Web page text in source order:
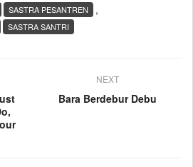
,
SASTRA PESANTREN
SASTRA SANTRI
NEXT
Bara Berdebur Debu